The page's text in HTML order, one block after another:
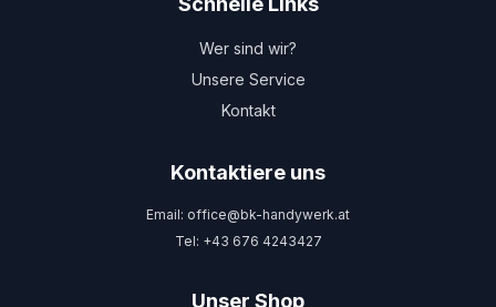
Wer sind wir?
Unsere Service
Kontakt
Kontaktiere uns
Email: office@bk-handywerk.at
Tel: +43 676 4243427
Unser Shop